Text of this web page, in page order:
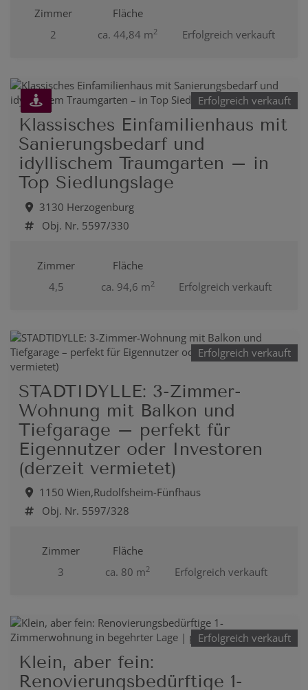
Zimmer
2
Fläche
ca. 44,84 m2 Erfolgreich verkauft
Erfolgreich verkauft
Klassisches Einfamilienhaus mit
Sanierungsbedarf und
idyllischem Traumgarten – in
Top Siedlungslage
3130 Herzogenburg
Obj. Nr. 5597/330
Zimmer
4,5
Fläche
ca. 94,6 m2 Erfolgreich verkauft
Erfolgreich verkauft
STADTIDYLLE: 3-Zimmer-
Wohnung mit Balkon und
Tiefgarage – perfekt für
Eigennutzer oder Investoren
(derzeit vermietet)
1150 Wien,Rudolfsheim-Fünfhaus
Obj. Nr. 5597/328
Zimmer
3
Fläche
ca. 80 m2 Erfolgreich verkauft
Erfolgreich verkauft
Klein, aber fein:
Renovierungsbedürftige 1-